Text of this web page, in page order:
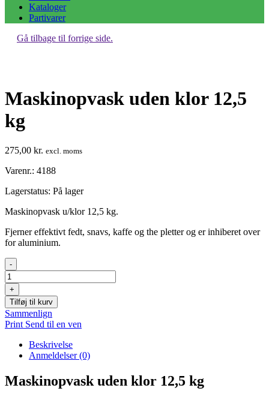
Kataloger
Partivarer
Gå tilbage til forrige side.
Maskinopvask uden klor 12,5
kg
275,00 kr. excl. moms
Varenr.: 4188
Lagerstatus: På lager
Maskinopvask u/klor 12,5 kg.
Fjerner effektivt fedt, snavs, kaffe og the pletter og er inhiberet over
for aluminium.
Maskinopvask
uden
klor
12,5
kg
antal
-
+
Tilføj til kurv
Sammenlign
Print Send til en ven
Beskrivelse
Anmeldelser (0)
Maskinopvask uden klor 12,5 kg